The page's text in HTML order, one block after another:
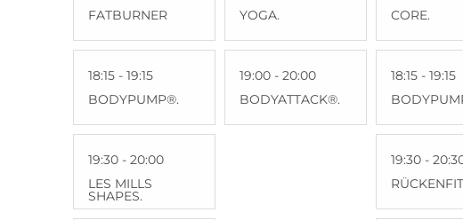
FATBURNER
18:15 - 19:15
BODYPUMP®.
19:30 - 20:00
LES MILLS
SHAPES.
YOGA.
19:00 - 20:00
BODYATTACK®.
CORE.
18:15 - 19:15
19:30 -